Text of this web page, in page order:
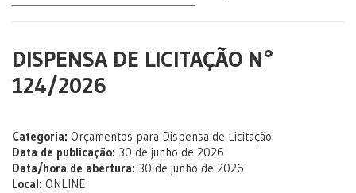
DISPENSA DE LICITAÇÃO N°
124/2026
Categoria: Orçamentos para Dispensa de Licitação
Data de publicação: 30 de junho de 2026
Data/hora de abertura: 30 de junho de 2026
Local: ONLINE